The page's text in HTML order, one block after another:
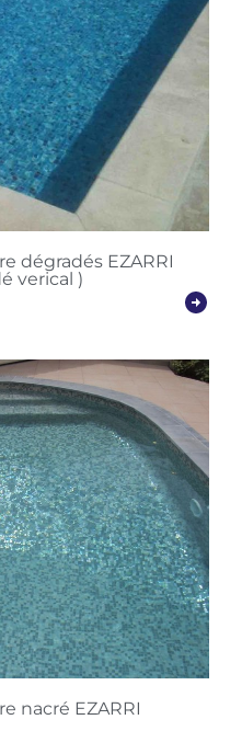
dégradés EZARRI
verical )
nacré EZARRI